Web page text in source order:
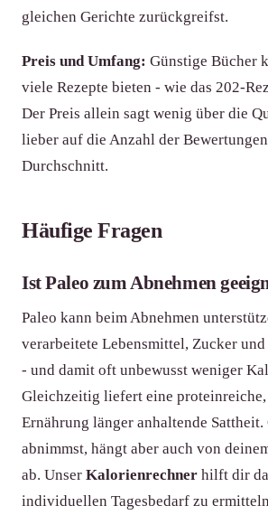
gleichen Gerichte zurückgreifst.
Preis und Umfang: Günstige Bücher
viele Rezepte bieten - wie das 202-
Der Preis allein sagt wenig über die
lieber auf die Anzahl der
Durchschnitt.
Häufige Fragen
Ist Paleo zum Abnehmen
Paleo kann beim Abnehmen
verarbeitete Lebensmittel, Zucker
- und damit oft unbewusst weniger
Gleichzeitig liefert eine
Ernährung länger anhaltende
abnimmst, hängt aber auch von
ab. Unser Kalorienrechner hilft dir
individuellen Tagesbedarf zu